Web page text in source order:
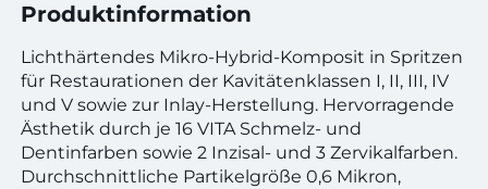
Produktinformation
Lichthärtendes Mikro-Hybrid-Komposit in Spritzen
für Restaurationen der Kavitätenklassen I, II, III, IV
und V sowie zur Inlay-Herstellung. Hervorragende
Ästhetik durch je 16 VITA Schmelz- und
Dentinfarben sowie 2 Inzisal- und 3 Zervikalfarben.
Durchschnittliche Partikelgröße 0,6 Mikron,